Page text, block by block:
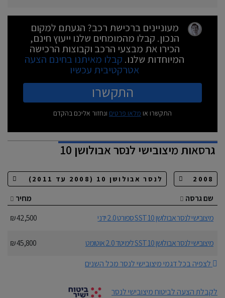
מעוניינים ברכישת רכב? הגעתם למקום
הנכון. קבלו מהמומחים שלנו ייעוץ חינם,
הכירו את מבצעי הרכב וקבוצות הרכישה
המיוחדות שלנו. קבלו מאיתנו בחינם הצעה
אטרקטיבית עכשיו
התקשרו
התקשרו או מלאו פרטים ונחזור אליכם בהקדם
גרסאותמיצובישי לנסר אבולושן 10
שם גרסה
מחיר
מיצובישי לנסר אבולושן 10 SST ספורט 2.0 ידני
42,500 ₪
מיצובישי לנסר אבולושן 10 SST לימיטד 2.0 אוטומט
45,800 ₪
לצפיה בכל דגמי מיצובישי לנסר מכל השנים
לקבלת הצעה לביטוח מיצובישי לנסר